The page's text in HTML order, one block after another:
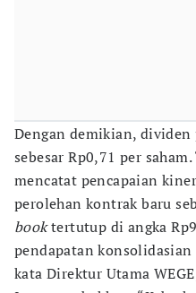
Dengan demikian, dividen
sebesar Rp0,71 per
mencatat pencapaian
perolehan kontrak baru
booktertutup di angka
pendapatan
kata Direktur Utama